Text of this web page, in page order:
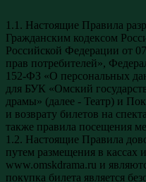
1.1. Настоящие Правила
Гражданским кодексом
Российской Федерации от
прав потребителей»,
152-ФЗ «О персональных
для БУК «Омский
драмы» (далее - Театр) и
и возврату билетов на
также правила посещения
1.2. Настоящие Правила
путем размещения в кассах
www.omskdrama.ru и
покупка билета является